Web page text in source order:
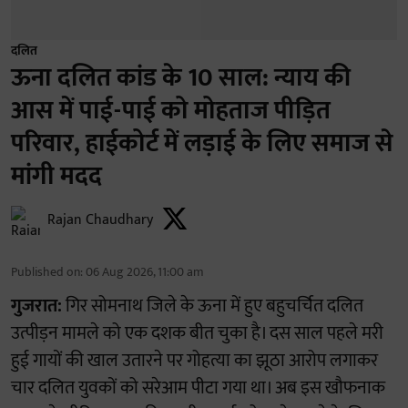
दलित
ऊना दलित कांड के 10 साल: न्याय की
आस में पाई-पाई को मोहताज पीड़ित
परिवार, हाईकोर्ट में लड़ाई के लिए समाज से
मांगी मदद
Rajan Chaudhary
Published on: 06 Aug 2026, 11:00 am
गुजरात:गिर सोमनाथ जिले के ऊना में हुए बहुचर्चित दलित
उत्पीड़न मामले को एक दशक बीत चुका है। दस साल पहले मरी
हुई गायों की खाल उतारने पर गोहत्या का झूठा आरोप लगाकर
चार दलित युवकों को सरेआम पीटा गया था। अब इस खौफनाक